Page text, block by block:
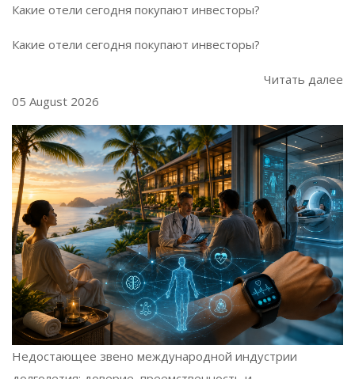
Какие отели сегодня покупают инвесторы?
Какие отели сегодня покупают инвесторы?
Читать далее
05 August 2026
Недостающее звено международной индустрии